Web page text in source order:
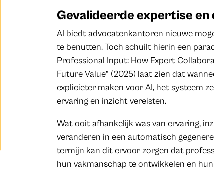
Gevalideerde expertise en
AI biedt advocatenkantoren nieuwe
te benutten. Toch schuilt hierin een
Professional Input: How Expert
Future Value” (2025) laat zien dat
explicieter maken voor AI, het systeem
ervaring en inzicht vereisten.
Wat ooit afhankelijk was van ervaring,
veranderen in een automatisch
termijn kan dit ervoor zorgen dat
hun vakmanschap te ontwikkelen en